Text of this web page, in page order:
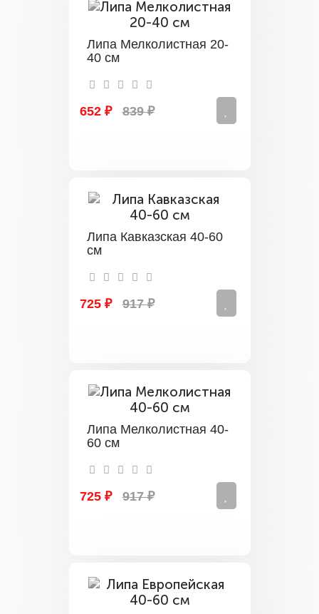
Липа Мелколистная 20-
40 см
652 ₽ 839 ₽
Липа Кавказская 40-60
см
725 ₽ 917 ₽
Липа Мелколистная 40-
60 см
725 ₽ 917 ₽